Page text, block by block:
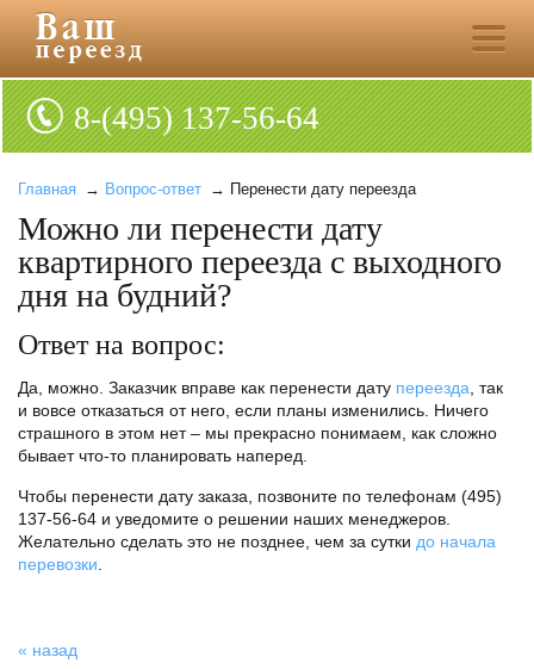
8-(495) 137-56-64
Главная → Вопрос-ответ → Перенести дату переезда
Можно ли перенести дату
квартирного переезда с выходного
дня на будний?
Ответ на вопрос:
Да, можно. Заказчик вправе как перенести дату переезда , так
и вовсе отказаться от него, если планы изменились. Ничего
страшного в этом нет – мы прекрасно понимаем, как сложно
бывает что-то планировать наперед.
Чтобы перенести дату заказа, позвоните по телефонам (495)
137-56-64 и уведомите о решении наших менеджеров.
Желательно сделать это не позднее, чем за сутки до начала
перевозки
« назад